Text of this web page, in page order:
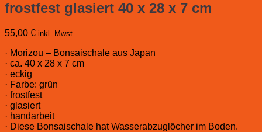
frostfest glasiert 40 x 28 x 7 cm
55,00 € inkl. Mwst.
· Morizou – Bonsaischale aus Japan
· ca. 40 x 28 x 7 cm
· eckig
· Farbe: grün
· frostfest
· glasiert
· handarbeit
· Diese Bonsaischale hat Wasserabzuglöcher im Boden.